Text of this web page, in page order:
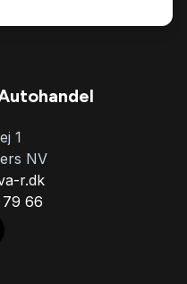
1
NV
r.dk
66